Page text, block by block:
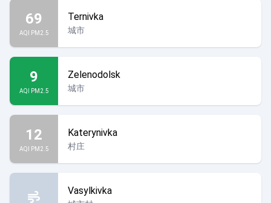
69
AQI PM2.5
Ternivka
城市
9
AQI PM2.5
Zelenodolsk
城市
12
AQI PM2.5
Katerynivka
村庄
Vasylkivka